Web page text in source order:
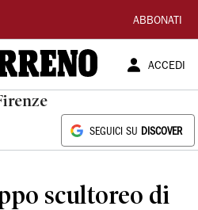
ABBONATI
ACCEDI
SEGUICI SU DISCOVER
scultoreo di